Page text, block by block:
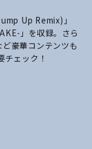
Up Remix)」
」を収録。さら
豪華コンテンツも
ェック！